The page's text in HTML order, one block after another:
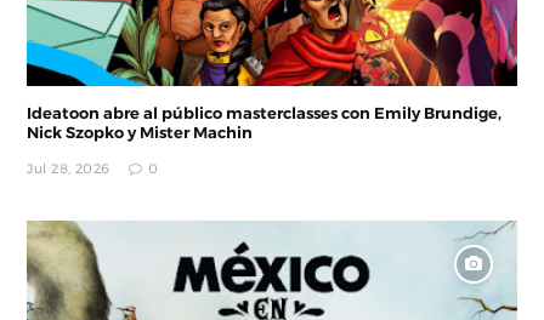
Ideatoon abre al público masterclasses con Emily Brundige,
Nick Szopko y Mister Machin
Jul 28, 2026 0